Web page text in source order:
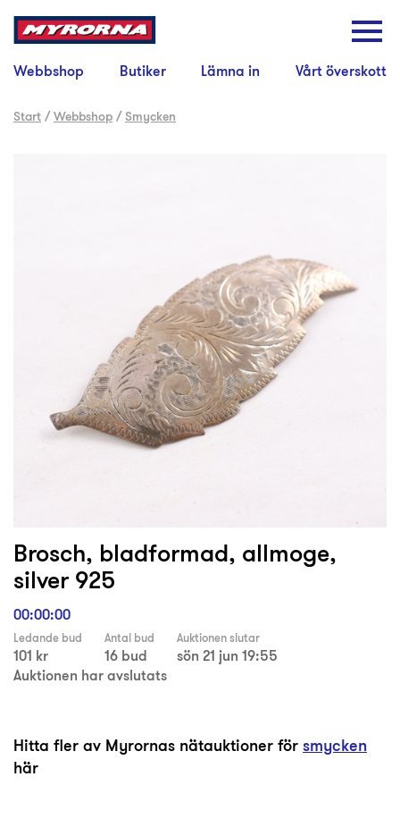
Webbshop Butiker Lämna in Vårt överskott
Start /Webbshop /Smycken
Brosch, bladformad, allmoge,
silver 925
00:00:00
Ledande bud
101 kr
Antal bud
16 bud
Auktionen slutar
sön 21 jun 19:55
Auktionen har avslutats
Hitta fler av Myrornas nätauktioner försmycken
här